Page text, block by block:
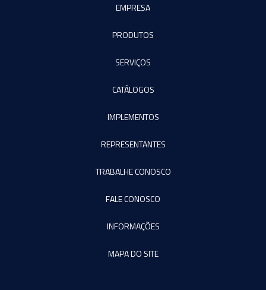
EMPRESA
PRODUTOS
SERVIÇOS
CATÁLOGOS
IMPLEMENTOS
REPRESENTANTES
TRABALHE CONOSCO
FALE CONOSCO
INFORMAÇÕES
MAPA DO SITE